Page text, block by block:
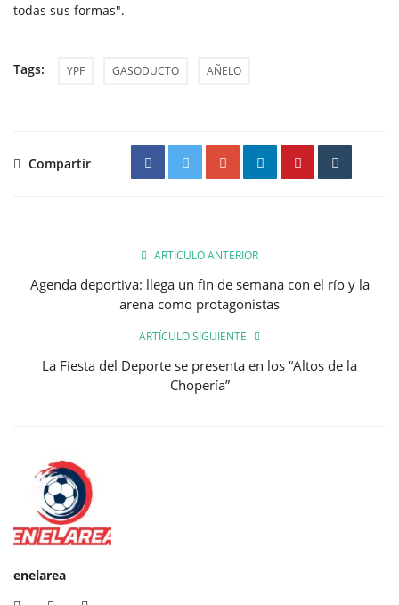
todas sus formas".
Tags: YPF GASODUCTO AÑELO
Compartir
ARTÍCULO ANTERIOR
Agenda deportiva: llega un fin de semana con el río y la
arena como protagonistas
ARTÍCULO SIGUIENTE
La Fiesta del Deporte se presenta en los “Altos de la
Chopería”
enelarea